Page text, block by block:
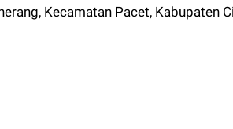
Kecamatan Pacet, Kabupaten